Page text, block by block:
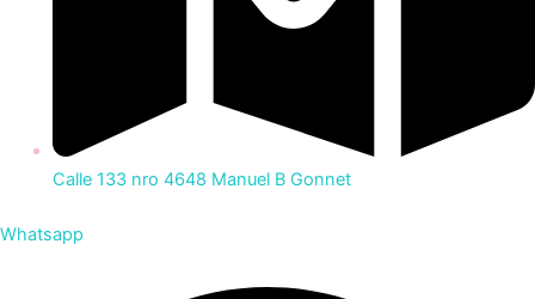
Calle 133 nro 4648 Manuel B Gonnet
Whatsapp